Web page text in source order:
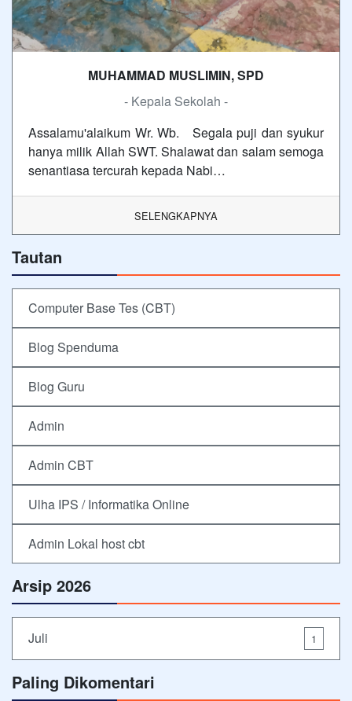
MUHAMMAD MUSLIMIN, SPD
- Kepala Sekolah -
Assalamu'alaikum Wr. Wb. Segala puji dan syukur
hanya milik Allah SWT. Shalawat dan salam semoga
senantiasa tercurah kepada Nabi…
SELENGKAPNYA
Tautan
Computer Base Tes (CBT)
Blog Spenduma
Blog Guru
Admin
Admin CBT
Ulha IPS / Informatika Online
Admin Lokal host cbt
Arsip 2026
Juli 1
Paling Dikomentari